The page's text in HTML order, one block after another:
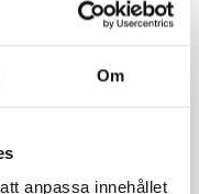
Om
anpassa innehållet
BUY